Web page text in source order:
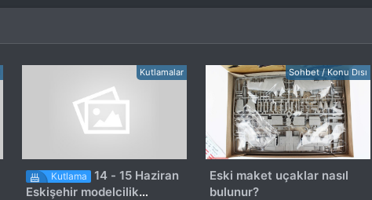
Kutlamalar
Kutlama 14 - 15 Haziran
Eskişehir modelcilik
Sohbet / Konu Dısı
Eski maket uçaklar nasıl
bulunur?